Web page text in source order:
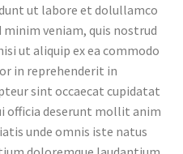
TO
ON
ELEMENTOR/
CONTENT-
ut labore et dolullamco
veniam, quis nostrud
ut aliquip ex ea commodo
in reprehenderit in
sint occaecat cupidatat
officia deserunt mollit anim
unde omnis iste natus